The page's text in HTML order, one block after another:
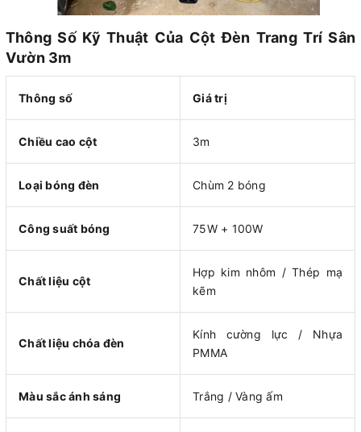
Thông Số Kỹ Thuật Của Cột Đèn Trang Trí Sân
Vườn 3m
Thông số Giá trị
Chiều cao cột 3m
Loại bóng đèn Chùm 2 bóng
Công suất bóng 75W + 100W
Chất liệu cột
Hợp kim nhôm / Thép mạ
kẽm
Chất liệu chóa đèn
Kính cường lực / Nhựa
PMMA
Màu sắc ánh sáng Trắng / Vàng ấm